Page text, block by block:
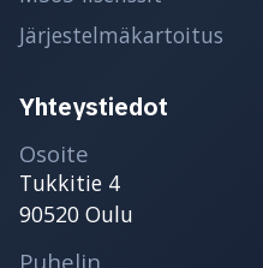
Järjestelmäkartoitus
Yhteystiedot
Osoite
Tukkitie 4
90520 Oulu
Puhelin